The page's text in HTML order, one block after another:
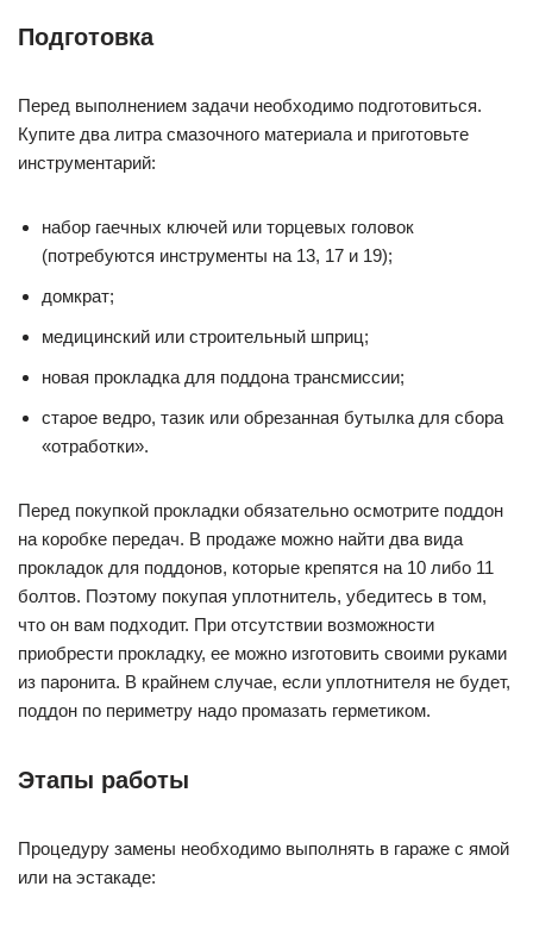
Подготовка
Перед выполнением задачи необходимо подготовиться.
Купите два литра смазочного материала и приготовьте
инструментарий:
набор гаечных ключей или торцевых головок
(потребуются инструменты на 13, 17 и 19);
домкрат;
медицинский или строительный шприц;
новая прокладка для поддона трансмиссии;
старое ведро, тазик или обрезанная бутылка для сбора
«отработки».
Перед покупкой прокладки обязательно осмотрите поддон
на коробке передач. В продаже можно найти два вида
прокладок для поддонов, которые крепятся на 10 либо 11
болтов. Поэтому покупая уплотнитель, убедитесь в том,
что он вам подходит. При отсутствии возможности
приобрести прокладку, ее можно изготовить своими руками
из паронита. В крайнем случае, если уплотнителя не будет,
поддон по периметру надо промазать герметиком.
Этапы работы
Процедуру замены необходимо выполнять в гараже с ямой
или на эстакаде: